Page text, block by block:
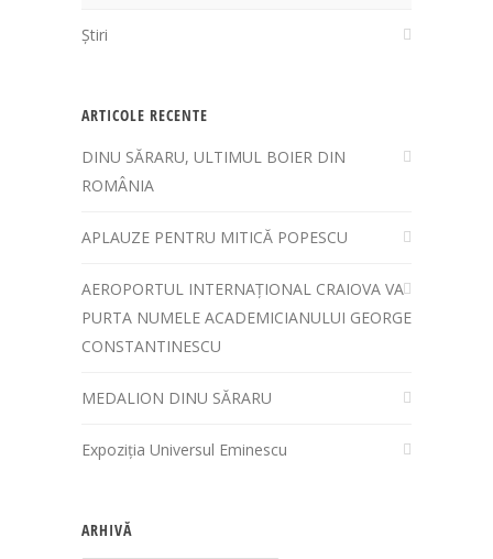
Știri
ARTICOLE RECENTE
DINU SĂRARU, ULTIMUL BOIER DIN
ROMÂNIA
APLAUZE PENTRU MITICĂ POPESCU
AEROPORTUL INTERNAȚIONAL CRAIOVA VA
PURTA NUMELE ACADEMICIANULUI GEORGE
CONSTANTINESCU
MEDALION DINU SĂRARU
Expoziția Universul Eminescu
ARHIVĂ